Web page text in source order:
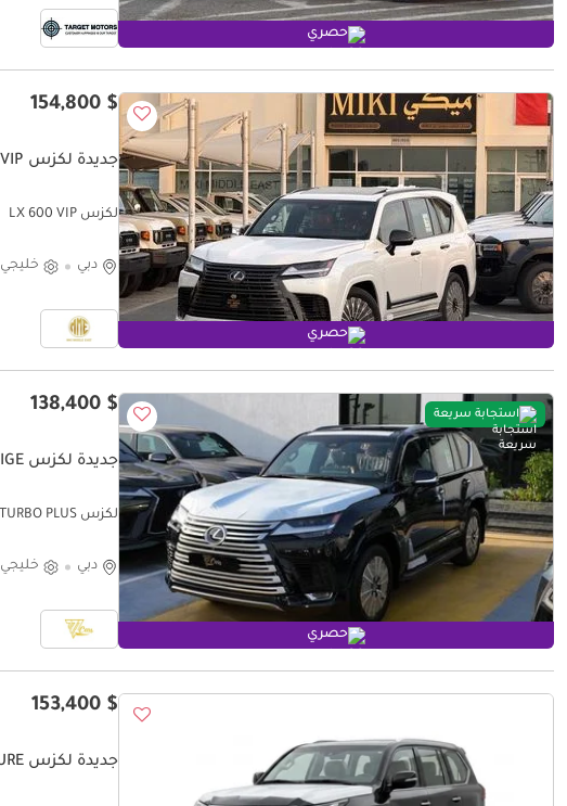
حصري
حصري
$ 154,800
جديدة لكزس LX 600 VIP
لكزس LX 600 VIP
دبي خليجي
استجابة سريعة
حصري
$ 138,400
جديدة لكزس LX 600 PRESTIGE
لكزس LX 600 PRESTIGE LEXUS LX 600 3.5L TURBO PLUS
دبي خليجي
$ 153,400
جديدة لكزس LX 600 SIGNATURE